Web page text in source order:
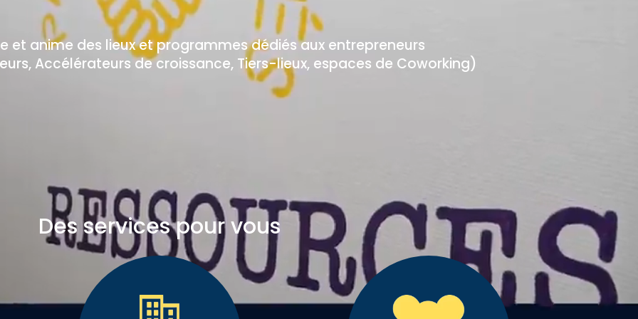
et anime des lieux et programmes dédiés aux entrepreneurs
Accélérateurs de croissance, Tiers-lieux, espaces de Coworking)
Des services pour vous